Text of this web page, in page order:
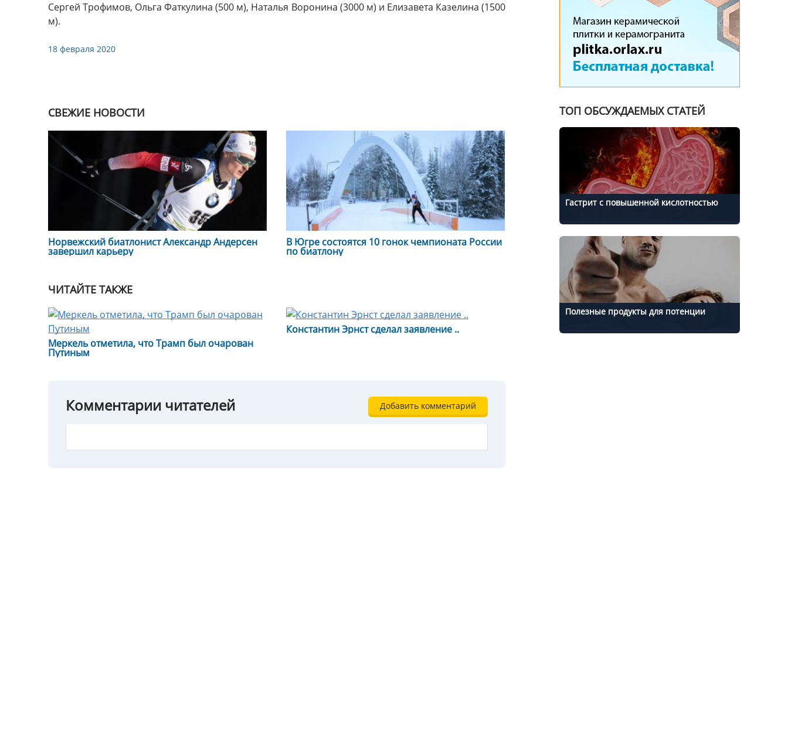
Сергей Трофимов, Ольга Фаткулина (500 м), Наталья Воронина (3000 м) и Елизавета Казелина (1500
м).
18 февраля 2020
СВЕЖИЕ НОВОСТИ
Норвежский биатлонист Александр Андерсен
завершил карьеру
В Югре состоятся 10 гонок чемпионата России
по биатлону
ЧИТАЙТЕ ТАКЖЕ
Меркель отметила, что Трамп был очарован
Путиным
Константин Эрнст сделал заявление ..
Комментарии читателей Добавить комментарий
ТОП ОБСУЖДАЕМЫХ СТАТЕЙ
Гастрит с повышенной кислотностью
Полезные продукты для потенции